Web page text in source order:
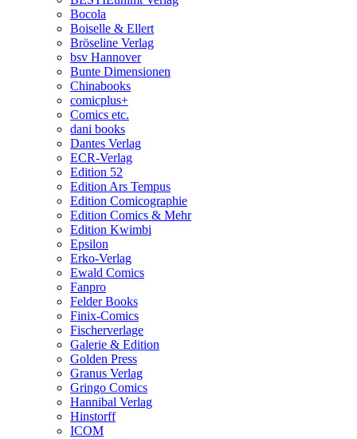
Bocola
Boiselle & Ellert
Bröseline Verlag
bsv Hannover
Bunte Dimensionen
Chinabooks
comicplus+
Comics etc.
dani books
Dantes Verlag
ECR-Verlag
Edition 52
Edition Ars Tempus
Edition Comicographie
Edition Comics & Mehr
Edition Kwimbi
Epsilon
Erko-Verlag
Ewald Comics
Fanpro
Felder Books
Finix-Comics
Fischerverlage
Galerie & Edition
Golden Press
Granus Verlag
Gringo Comics
Hannibal Verlag
Hinstorff
ICOM